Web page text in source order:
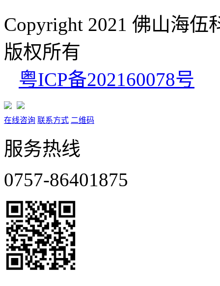
Copyright 2021 佛山海伍
版权所有
粤ICP备202160078号
在线咨询 联系方式 二维码
服务热线
0757-86401875